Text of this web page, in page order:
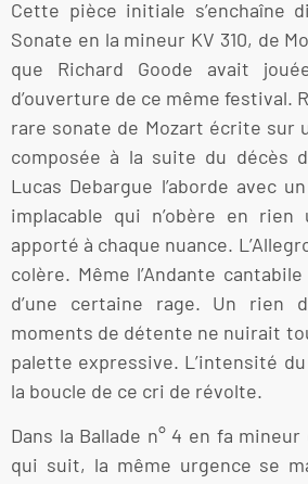
Cette pièce initiale s’enchaîne
Sonate en la mineur KV 310, de
que Richard Goode avait
d’ouverture de ce même festival.
rare sonate de Mozart écrite sur
composée à la suite du décès
Lucas Debargue l’aborde avec
implacable qui n’obère en
apporté à chaque nuance.
colère. Même l’Andante
d’une certaine rage. Un rien
moments de détente ne nuirait
palette expressive. L’intensité
la boucle de ce cri de révolte.
Dans la Ballade n° 4 en fa
qui suit, la même urgence se